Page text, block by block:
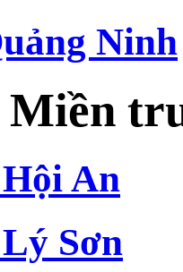
Ninh
An
Sơn